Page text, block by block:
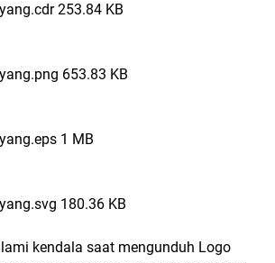
253.84 KB
653.83 KB
1 MB
180.36 KB
kendala saat mengunduh Logo